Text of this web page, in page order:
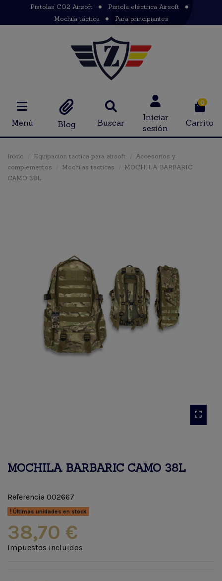
Pistolas CO2 Airsoft
Pistola eléctrica Airsoft
Mochila táctica
Para principiantes
Menú Blog Buscar
Iniciar
sesión
0
Carrito
Inicio Equipacion tactica para airsoft
Accesorios y
complementos
Mochilas tacticas
MOCHILA BARBARIC
CAMO 38L
MOCHILA BARBARIC CAMO 38L
Referencia 002667
Últimas unidades en stock
38,70 €
Impuestos incluidos